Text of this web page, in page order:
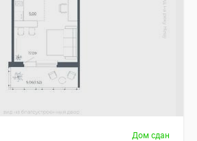
Дом сдан